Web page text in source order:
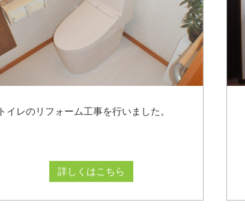
トイレのリフォーム工事を行いました。
詳しくはこちら